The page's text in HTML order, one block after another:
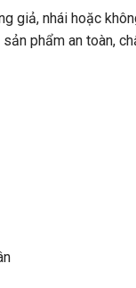
giả, nhái hoặc
phẩm an toàn,